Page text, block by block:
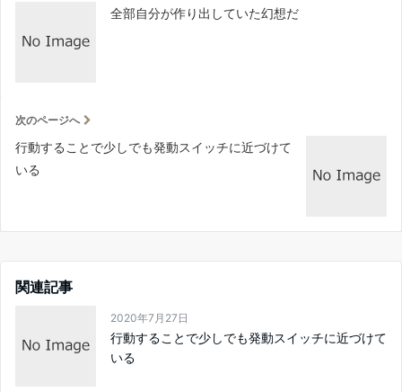
全部自分が作り出していた幻想だ
次のページへ
行動することで少しでも発動スイッチに近づけて
いる
関連記事
2020年7月27日
行動することで少しでも発動スイッチに近づけて
いる